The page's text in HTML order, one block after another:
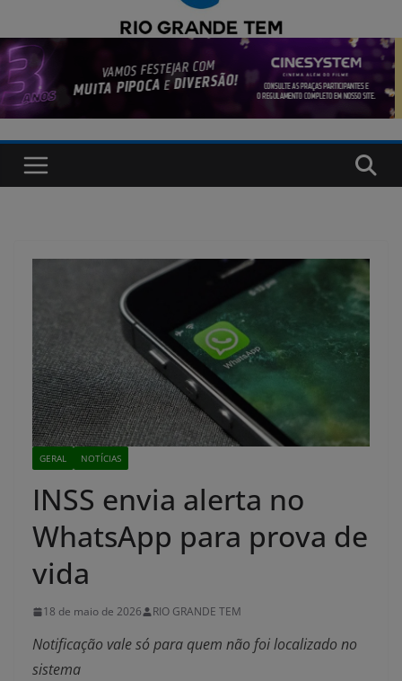
GERAL NOTÍCIAS
INSS envia alerta no
WhatsApp para prova de
vida
18 de maio de 2026 RIO GRANDE TEM
Notificação vale só para quem não foi localizado no
sistema